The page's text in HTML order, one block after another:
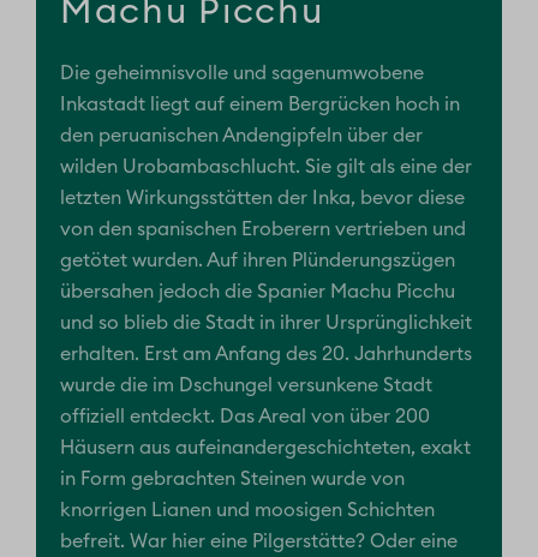
Machu Picchu
Die geheimnisvolle und sagenumwobene
Inkastadt liegt auf einem Bergrücken hoch in
den peruanischen Andengipfeln über der
wilden Urobambaschlucht. Sie gilt als eine der
letzten Wirkungsstätten der Inka, bevor diese
von den spanischen Eroberern vertrieben und
getötet wurden. Auf ihren Plünderungszügen
übersahen jedoch die Spanier Machu Picchu
und so blieb die Stadt in ihrer Ursprünglichkeit
erhalten. Erst am Anfang des 20. Jahrhunderts
wurde die im Dschungel versunkene Stadt
offiziell entdeckt. Das Areal von über 200
Häusern aus aufeinandergeschichteten, exakt
in Form gebrachten Steinen wurde von
knorrigen Lianen und moosigen Schichten
befreit. War hier eine Pilgerstätte? Oder eine